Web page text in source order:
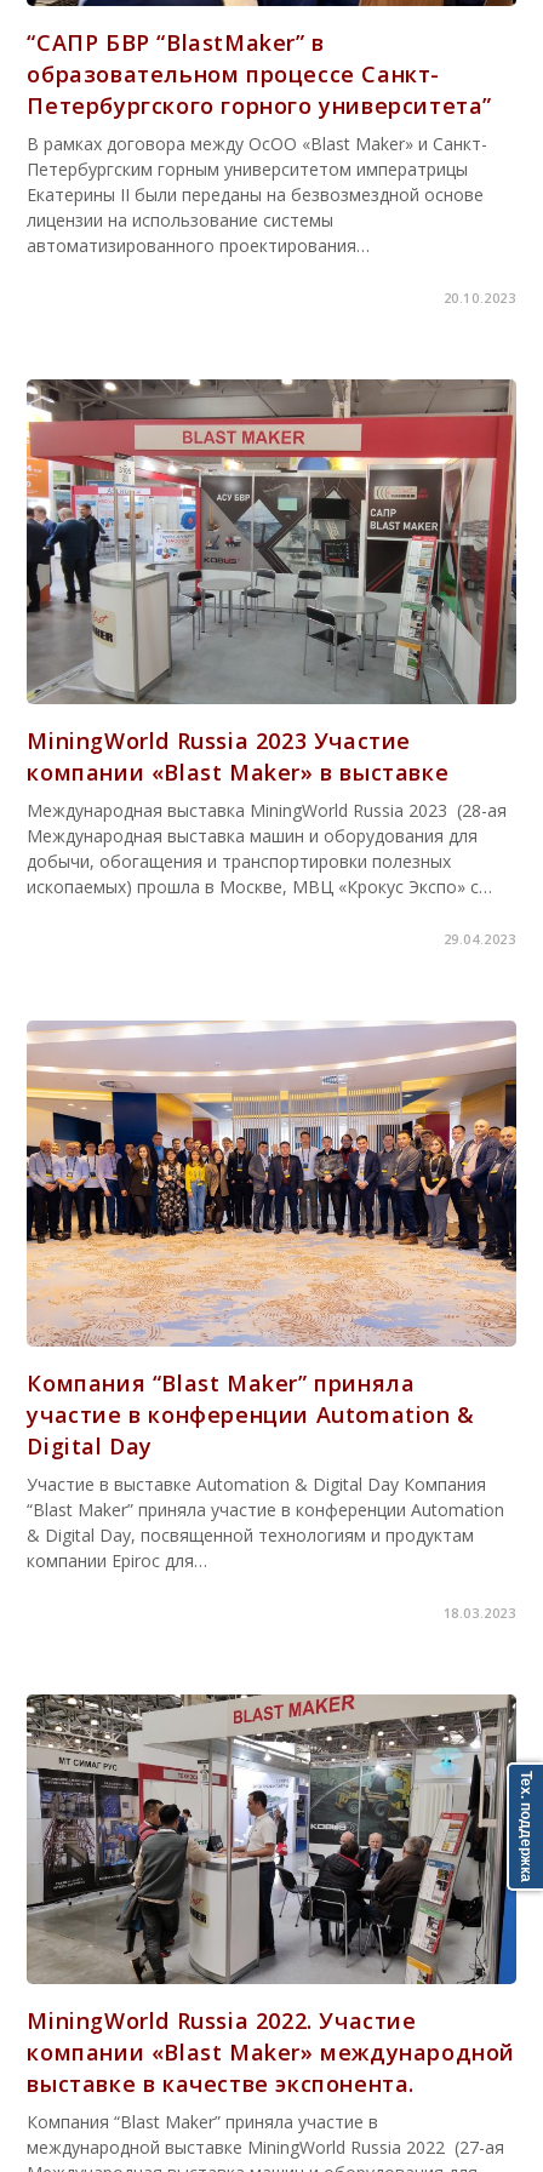
“САПР БВР “BlastMaker” в
образовательном процессе Санкт-
Петербургского горного университета”
В рамках договора между ОсОО «Blast Maker» и Санкт-
Петербургским горным университетом императрицы
Екатерины II были переданы на безвозмездной основе
лицензии на использование системы
автоматизированного проектирования…
20.10.2023
MiningWorld Russia 2023 Участие
компании «Blast Maker» в выставке
Международная выставка MiningWorld Russia 2023 (28-ая
Международная выставка машин и оборудования для
добычи, обогащения и транспортировки полезных
ископаемых) прошла в Москве, МВЦ «Крокус Экспо» с…
29.04.2023
Компания “Blast Maker” приняла
участие в конференции Automation &
Digital Day
Участие в выставке Automation & Digital Day Компания
“Blast Maker” приняла участие в конференции Automation
& Digital Day, посвященной технологиям и продуктам
компании Epiroc для…
18.03.2023
MiningWorld Russia 2022. Участие
компании «Blast Maker» международной
выставке в качестве экспонента.
Компания “Blast Maker” приняла участие в
международной выставке MiningWorld Russia 2022 (27-ая
Тех. поддержка